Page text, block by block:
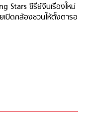
Stars ซีรี่ย์จีนเรื่องใหม่
เปิดกล้องชวนให้ตั้งตารอ